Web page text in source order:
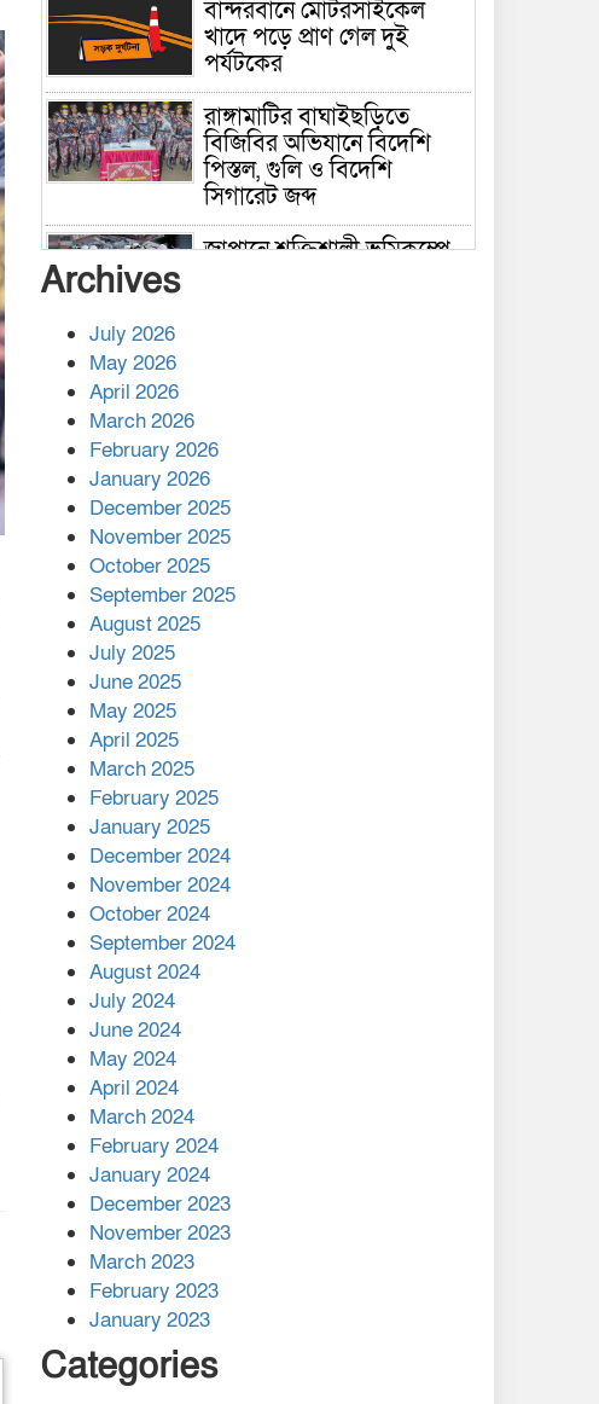
বান্দরবানে মোটরসাইকেল
খাদে পড়ে প্রাণ গেল দুই
পর্যটকের
রাঙ্গামাটির বাঘাইছড়িতে
বিজিবির অভিযানে বিদেশি
পিস্তল, গুলি ও বিদেশি
সিগারেট জব্দ
জাপানে শক্তিশালী ভূমিকম্পে
কাপ্তাই প্রেস ক্লাবের সভাপতি
মাহফুজ, সম্পাদক রিপন মারমা
নির্বাচিত
মালয়েশিয়ার প্রধানমন্ত্রীকে চিঠি
দেয়ার পর ফোন তারেক
রহমানের,গ্যাস সঙ্কট
মোকাবিলায় সহায়তার আশ্বাস
এক বিলিয়ন ডলার বিনিয়োগ
হবে আনোয়ারায়
বান্দরবানে বন্যায় ক্ষতিগ্রস্তদের
মাঝে সহায়তা দিলেন সাচিং প্রু
জেরী
Archives
July 2026
May 2026
April 2026
March 2026
February 2026
January 2026
December 2025
November 2025
October 2025
September 2025
August 2025
July 2025
June 2025
May 2025
April 2025
March 2025
February 2025
January 2025
December 2024
November 2024
October 2024
September 2024
August 2024
July 2024
June 2024
May 2024
April 2024
March 2024
February 2024
January 2024
December 2023
November 2023
March 2023
February 2023
January 2023
Categories